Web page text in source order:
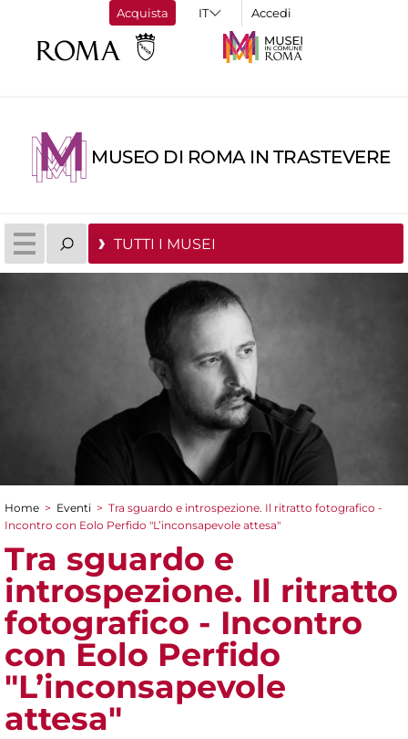
Acquista Accedi
MUSEO DI ROMA IN TRASTEVERE
TUTTI I MUSEI
Tu sei qui
Home > Eventi > Tra sguardo e introspezione. Il ritratto fotografico -
Incontro con Eolo Perfido "L’inconsapevole attesa"
Tra sguardo e
introspezione. Il ritratto
fotografico - Incontro
con Eolo Perfido
"L’inconsapevole
attesa"